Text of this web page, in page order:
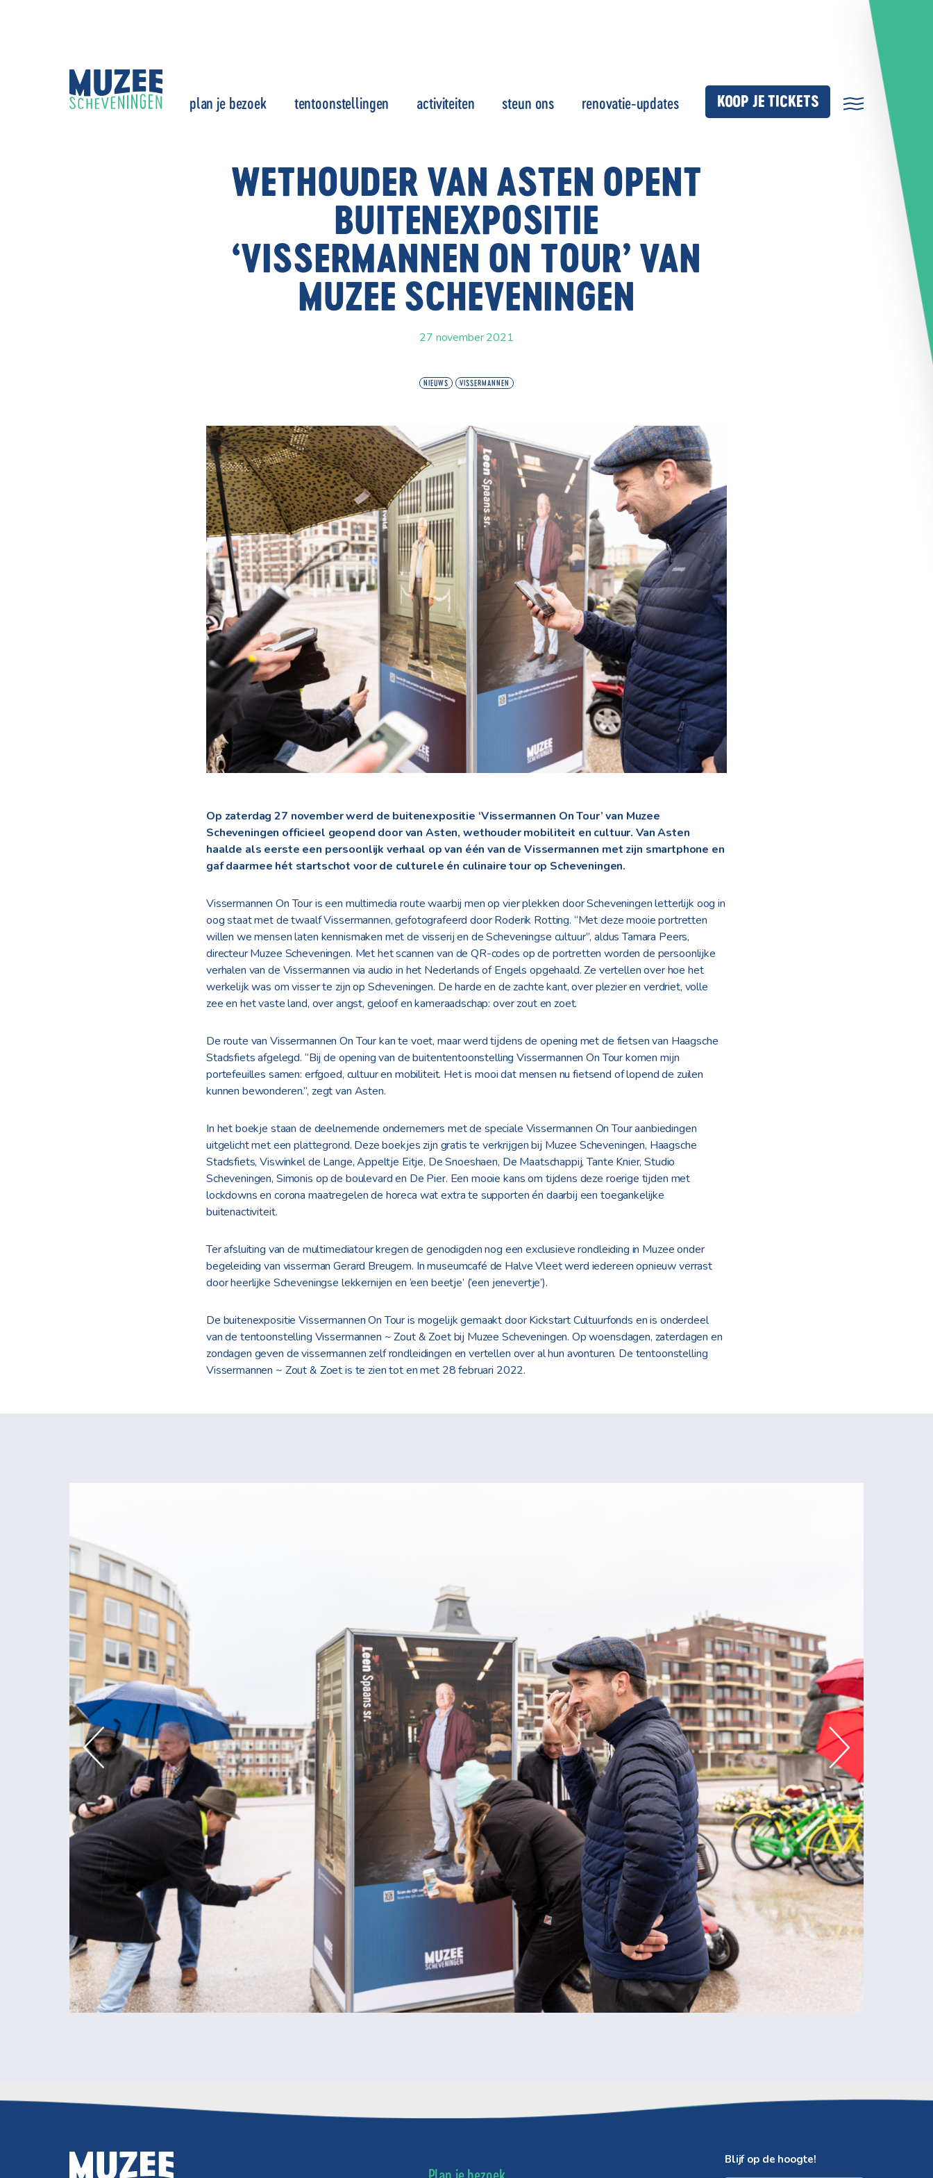
plan je bezoek tentoonstellingen activiteiten steun ons renovatie-updates KOOP JE TICKETS
WETHOUDER VAN ASTEN OPENT
BUITENEXPOSITIE
‘VISSERMANNEN ON TOUR’ VAN
MUZEE SCHEVENINGEN
27 november 2021
NIEUWS VISSERMANNEN
Op zaterdag 27 november werd de buitenexpositie ‘Vissermannen On Tour’ van Muzee
Scheveningen officieel geopend door van Asten, wethouder mobiliteit en cultuur. Van Asten
haalde als eerste een persoonlijk verhaal op van één van de Vissermannen met zijn smartphone en
gaf daarmee hét startschot voor de culturele én culinaire tour op Scheveningen.
Vissermannen On Tour is een multimedia route waarbij men op vier plekken door Scheveningen letterlijk oog in
oog staat met de twaalf Vissermannen, gefotografeerd door Roderik Rotting. “Met deze mooie portretten
willen we mensen laten kennismaken met de visserij en de Scheveningse cultuur”, aldus Tamara Peers,
directeur Muzee Scheveningen. Met het scannen van de QR-codes op de portretten worden de persoonlijke
verhalen van de Vissermannen via audio in het Nederlands of Engels opgehaald. Ze vertellen over hoe het
werkelijk was om visser te zijn op Scheveningen. De harde en de zachte kant, over plezier en verdriet, volle
zee en het vaste land, over angst, geloof en kameraadschap: over zout en zoet.
De route van Vissermannen On Tour kan te voet, maar werd tijdens de opening met de fietsen van Haagsche
Stadsfiets afgelegd. “Bij de opening van de buitententoonstelling Vissermannen On Tour komen mijn
portefeuilles samen: erfgoed, cultuur en mobiliteit. Het is mooi dat mensen nu fietsend of lopend de zuilen
kunnen bewonderen.”, zegt van Asten.
In het boekje staan de deelnemende ondernemers met de speciale Vissermannen On Tour aanbiedingen
uitgelicht met een plattegrond. Deze boekjes zijn gratis te verkrijgen bij Muzee Scheveningen, Haagsche
Stadsfiets, Viswinkel de Lange, Appeltje Eitje, De Snoeshaen, De Maatschappij, Tante Knier, Studio
Scheveningen, Simonis op de boulevard en De Pier. Een mooie kans om tijdens deze roerige tijden met
lockdowns en corona maatregelen de horeca wat extra te supporten én daarbij een toegankelijke
buitenactiviteit.
Ter afsluiting van de multimediatour kregen de genodigden nog een exclusieve rondleiding in Muzee onder
begeleiding van visserman Gerard Breugem. In museumcafé de Halve Vleet werd iedereen opnieuw verrast
door heerlijke Scheveningse lekkernijen en ‘een beetje’ (‘een jenevertje’).
De buitenexpositie Vissermannen On Tour is mogelijk gemaakt door Kickstart Cultuurfonds en is onderdeel
van de tentoonstelling Vissermannen ~ Zout & Zoet bij Muzee Scheveningen. Op woensdagen, zaterdagen en
zondagen geven de vissermannen zelf rondleidingen en vertellen over al hun avonturen. De tentoonstelling
Vissermannen ~ Zout & Zoet is te zien tot en met 28 februari 2022.
Blijf op de hoogte!